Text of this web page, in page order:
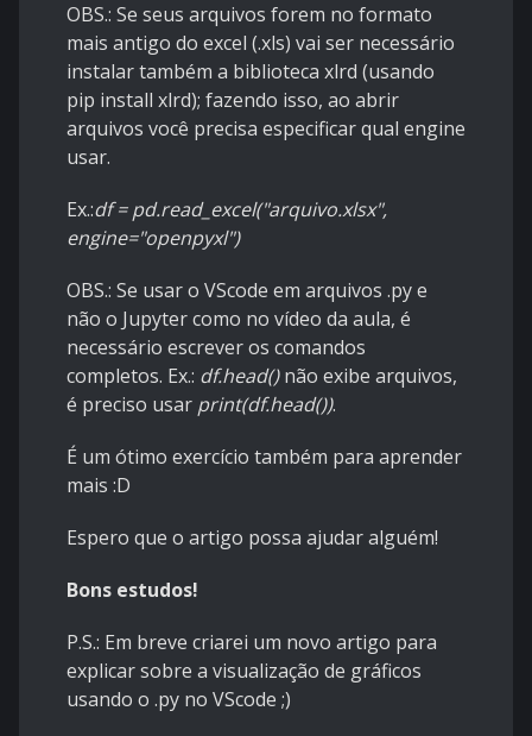
OBS.: Se seus arquivos forem no formato
mais antigo do excel (.xls) vai ser necessário
instalar também a biblioteca xlrd (usando
pip install xlrd); fazendo isso, ao abrir
arquivos você precisa especificar qual engine
usar.
Ex.:df = pd.read_excel("arquivo.xlsx",
engine="openpyxl")
OBS.: Se usar o VScode em arquivos .py e
não o Jupyter como no vídeo da aula, é
necessário escrever os comandos
completos. Ex.: df.head()não exibe arquivos,
é preciso usar print(df.head()).
É um ótimo exercício também para aprender
mais :D
Espero que o artigo possa ajudar alguém!
Bons estudos!
P.S.: Em breve criarei um novo artigo para
explicar sobre a visualização de gráficos
usando o .py no VScode ;)